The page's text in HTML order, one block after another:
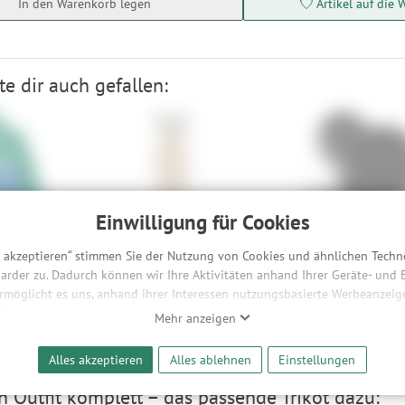
Einwilligung für Cookies
stimmen Sie der Nutzung von Cookies und ähnlichen
zu. Dadurch können wir Ihre Aktivitäten anhand Ihrer Geräte- und
es uns, anhand ihrer Interessen nutzungsbasierte
unserer Website sicherzustellen und stetig zu
und Werbepartner weitergegeben. Die Verarbeitung erfolgt
Inhalten und der Durchführung von statistischer Analyse,
und nutzungsbasierter Werbung. Informationen zu den einzelnen
Mehr anzeigen
Alles akzeptieren Alles ablehnen Einstellungen
dir auch gefallen:
Snap-T
2117 of Sweden Men’s
Soppero Ski Pants
S, L, XL
136,90 € -45%
Cube Acid
für Tool Husk
8,90 €
Outfit komplett – das passende Trikot dazu: